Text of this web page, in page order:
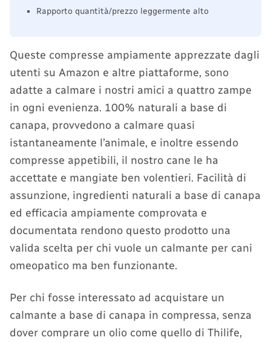
Rapporto quantità/prezzo leggermente alto
Queste compresse ampiamente apprezzate dagli
utenti su Amazon e altre piattaforme, sono
adatte a calmare i nostri amici a quattro zampe
in ogni evenienza. 100% naturali a base di
canapa, provvedono a calmare quasi
istantaneamente l’animale, e inoltre essendo
compresse appetibili, il nostro cane le ha
accettate e mangiate ben volentieri. Facilità di
assunzione, ingredienti naturali a base di canapa
ed efficacia ampiamente comprovata e
documentata rendono questo prodotto una
valida scelta per chi vuole un calmante per cani
omeopatico ma ben funzionante.
Per chi fosse interessato ad acquistare un
calmante a base di canapa in compressa, senza
dover comprare un olio come quello di Thilife,